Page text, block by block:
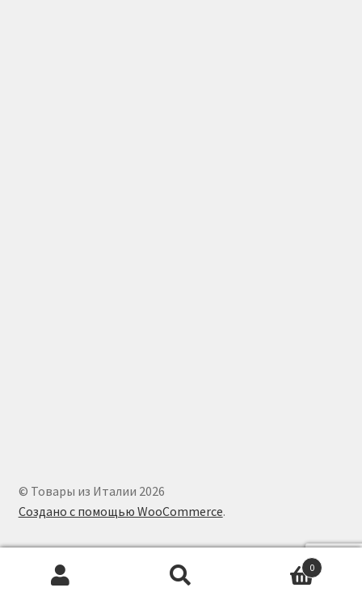
© Товары из Италии 2026
Создано с помощью WooCommerce.
0